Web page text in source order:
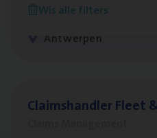
Wis alle filters
Customer Services
Antwerpen
Claims­hand­ler Fleet